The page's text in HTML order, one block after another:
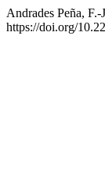
Andrades Peña,
https://doi.org/